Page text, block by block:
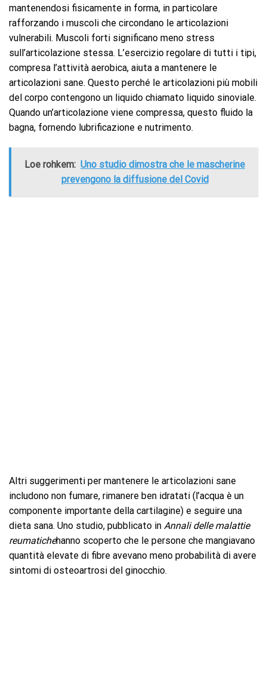
mantenendosi fisicamente in forma, in particolare
rafforzando i muscoli che circondano le articolazioni
vulnerabili. Muscoli forti significano meno stress
sull’articolazione stessa. L’esercizio regolare di tutti i tipi,
compresa l’attività aerobica, aiuta a mantenere le
articolazioni sane. Questo perché le articolazioni più mobili
del corpo contengono un liquido chiamato liquido sinoviale.
Quando un’articolazione viene compressa, questo fluido la
bagna, fornendo lubrificazione e nutrimento.
Loe rohkem: Uno studio dimostra che le mascherine
prevengono la diffusione del Covid
Altri suggerimenti per mantenere le articolazioni sane
includono non fumare, rimanere ben idratati (l’acqua è un
componente importante della cartilagine) e seguire una
dieta sana. Uno studio, pubblicato in Annali delle malattie
reumatichehanno scoperto che le persone che mangiavano
quantità elevate di fibre avevano meno probabilità di avere
sintomi di osteoartrosi del ginocchio.